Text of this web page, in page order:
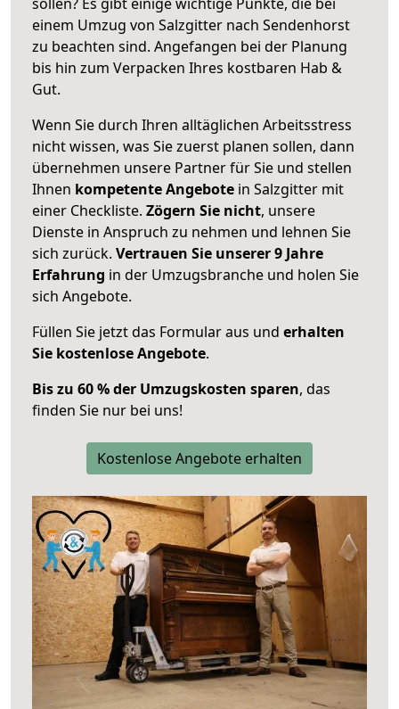
einem Umzug von Salzgitter nach Sendenhorst
zu beachten sind. Angefangen bei der Planung
bis hin zum Verpacken Ihres kostbaren Hab &
Gut.
Wenn Sie durch Ihren alltäglichen Arbeitsstress
nicht wissen, was Sie zuerst planen sollen, dann
übernehmen unsere Partner für Sie und stellen
Ihnen kompetente Angebote in Salzgitter mit
einer Checkliste. Zögern Sie nicht, unsere
Dienste in Anspruch zu nehmen und lehnen Sie
sich zurück. Vertrauen Sie unserer 9 Jahre
Erfahrung in der Umzugsbranche und holen Sie
sich Angebote.
Füllen Sie jetzt das Formular aus und erhalten
Sie kostenlose Angebote.
Bis zu 60 % der Umzugskosten sparen, das
finden Sie nur bei uns!
Kostenlose Angebote erhalten